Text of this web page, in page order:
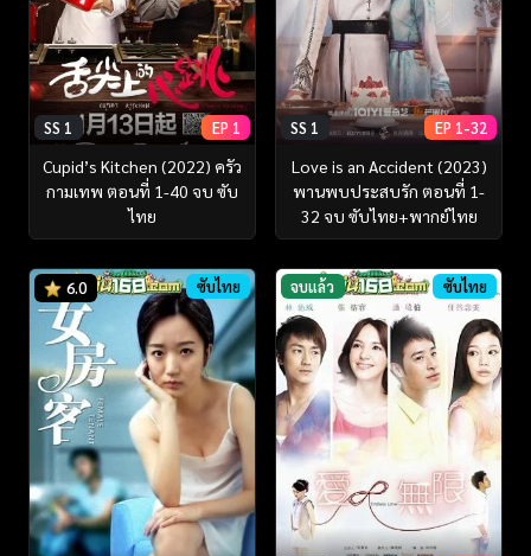
SS 1 EP 1
Cupid’s Kitchen (2022) ครัว
กามเทพ ตอนที่ 1-40 จบ ซับ
ไทย
SS 1 EP 1-32
Love is an Accident (2023)
พานพบประสบรัก ตอนที่ 1-
32 จบ ซับไทย+พากย์ไทย
6.0 ซับไทย จบแล้ว ซับไทย